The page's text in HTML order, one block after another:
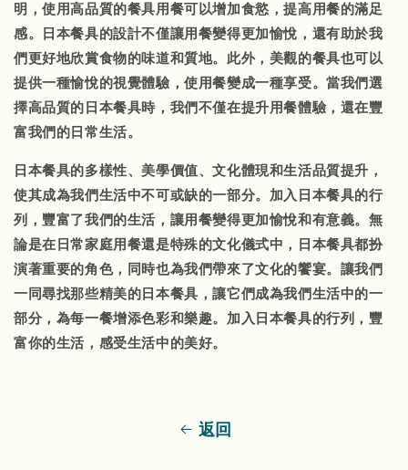
明，使用高品質的餐具用餐可以增加食慾，提高用餐的滿足
感。日本餐具的設計不僅讓用餐變得更加愉悅，還有助於我
們更好地欣賞食物的味道和質地。此外，美觀的餐具也可以
提供一種愉悅的視覺體驗，使用餐變成一種享受。當我們選
擇高品質的 日本餐具時，我們不僅在提升用餐體驗，還在豐
富我們的日常生活。
日本餐具的多樣性、美學價值、文化體現和生活品質提升，
使其成為我們生活中不可或缺的一部分。加入 日本餐具的行
列，豐富了我們的生活，讓用餐變得更加愉悅和有意義。無
論是在日常家庭用餐還是特殊的文化儀式中，日本餐具都扮
演著重要的角色，同時也為我們帶來了文化的饗宴。讓我們
一同尋找那些精美的日本餐具，讓它們成為我們生活中的一
部分，為每一餐增添色彩和樂趣。加入 日本餐具的行列，豐
富你的生活，感受生活中的美好。
返回